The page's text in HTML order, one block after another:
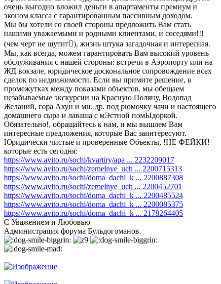
очень выгодно вложил деньги в апартаменты премиум и
эконом класса с гарантированным пассивным доходом.
Мы бы хотели со своей стороны предложить Вам стать
нашими уважаемыми и родными клиентами, и соседями!!!
(чем черт не шутит), жизнь штука загадочная и интересная.
Мы, как всегда, можем гарантировать Вам высокий уровень
обслуживания с нашей стороны: встречи в Аэропорту или на
ЖД вокзале, юридическое доскональное сопровождение всех
сделок по недвижимости. Если вы примите решение, в
промежутках между показами объектов, мы обещаем
незабываемые экскурсии на Красную Поляну, Водопад
Желаний, гора Ахун и мн. др. под рюмочку чачи и настоящего
домашнего сыра и лаваша с мЭстной помЫдоркой.
Обязательно!, обращайтесь к нам, и мы вышлем Вам
интересные предложения, которые Вас заинтересуют.
Юридически чистые и проверенные Объекты, !НЕ ФЕЙКИ!
которые есть сегодня:
https://www.avito.ru/sochi/kvartiry/apa ... 2232209017
https://www.avito.ru/sochi/zemelnye_uch ... 2200715313
https://www.avito.ru/sochi/doma_dachi_k ... 2200887308
https://www.avito.ru/sochi/zemelnye_uch ... 2200452701
https://www.avito.ru/sochi/doma_dachi_k ... 2200485524
https://www.avito.ru/sochi/doma_dachi_k ... 2200085375
https://www.avito.ru/sochi/doma_dachi_k ... 2178264405
С Уважением и Любовью
Администрация форума Бульдогоманов.